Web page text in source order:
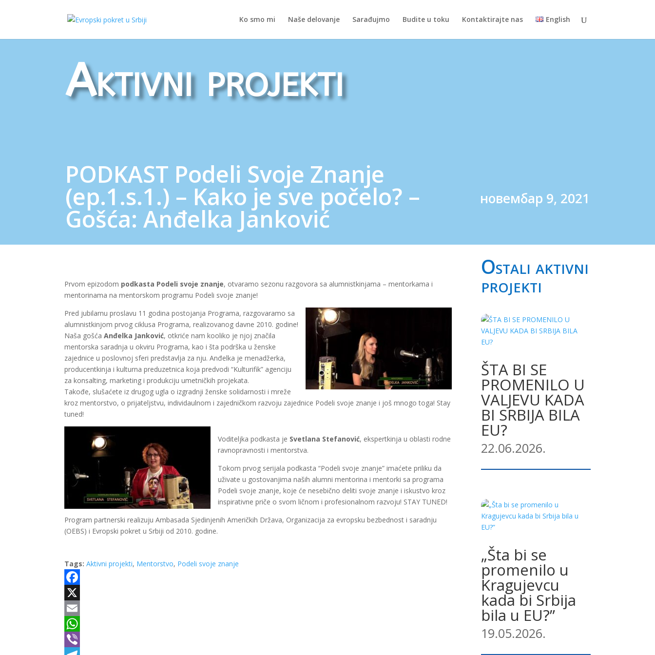
Ko smo mi Naše delovanje Sarađujmo Budite u toku Kontaktirajte nas English
Aktivni projekti
PODKAST Podeli Svoje Znanje
(ep.1.s.1.) – Kako je sve počelo? –
Gošća: Anđelka Janković
новембар 9, 2021
Prvom epizodom podkasta Podeli svoje znanje, otvaramo sezonu razgovora sa alumnistkinjama – mentorkama i
mentorinama na mentorskom programu Podeli svoje znanje!
Pred jubilarnu proslavu 11 godina postojanja Programa, razgovaramo sa
alumnistkinjom prvog ciklusa Programa, realizovanog davne 2010. godine!
Naša gošća Anđelka Janković, otkriće nam kooliko je njoj značila
mentorska saradnja u okviru Programa, kao i šta podrška u ženske
zajednice u poslovnoj sferi predstavlja za nju. Anđelka je menadžerka,
producentkinja i kulturna preduzetnica koja predvodi “Kulturifik” agenciju
za konsalting, marketing i produkciju umetničkih projekata.
Takođe, slušaćete iz drugog ugla o izgradnji ženske solidarnosti i mreže
kroz mentorstvo, o prijateljstvu, individaulnom i zajedničkom razvoju zajednice Podeli svoje znanje i još mnogo toga! Stay
tuned!
Voditeljka podkasta je Svetlana Stefanović, ekspertkinja u oblasti rodne
ravnopravnosti i mentorstva.
Tokom prvog serijala podkasta “Podeli svoje znanje” imaćete priliku da
uživate u gostovanjima naših alumni mentorina i mentorki sa programa
Podeli svoje znanje, koje će nesebično deliti svoje znanje i iskustvo kroz
inspirativne priče o svom ličnom i profesionalnom razvoju! STAY TUNED!
Program partnerski realizuju Ambasada Sjedinjenih Američkih Država, Organizacija za evropsku bezbednost i saradnju
(OEBS) i Evropski pokret u Srbiji od 2010. godine.
Tags: Aktivni projekti, Mentorstvo, Podeli svoje znanje
Facebook
X
Email
WhatsApp
Ostali aktivni
projekti
ŠTA BI SE
PROMENILO U
VALJEVU KADA
BI SRBIJA BILA
EU?
22.06.2026.
„Šta bi se
promenilo u
Kragujevcu
kada bi Srbija
bila u EU?”
19.05.2026.